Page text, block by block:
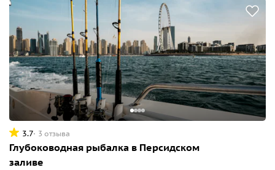
3.7 3 отзыва
Глубоководная рыбалка в Персидском
заливе